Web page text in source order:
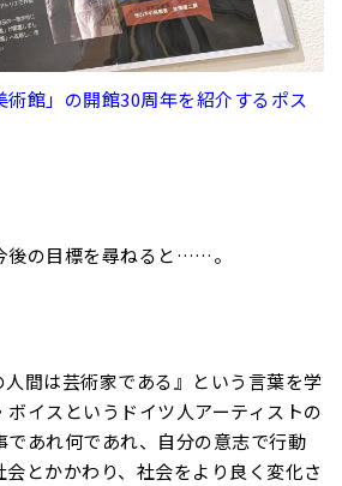
館」の開館30周年を紹介するポス
後の目標を尋ねると……。
人間は芸術家である』という言葉を学
イスというドイツ人アーティストの
あれ何であれ、自分の意志で行動
会とかかわり、社会をより良く変化さ